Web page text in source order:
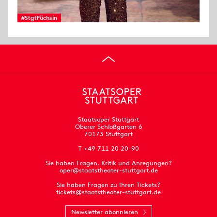
#StgtFüchsin
Staatsoper Stuttgart
Oberer Schloßgarten 6
70173 Stuttgart
T +49 711 20 20-90
Sie haben Fragen, Kritik und Anregungen?
oper@staatstheater-stuttgart.de
Sie haben Fragen zu Ihren Tickets?
tickets@staatstheater-stuttgart.de
Newsletter abonnieren